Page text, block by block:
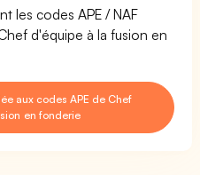
les codes APE / NAF
d'équipe à la fusion en
aux codes APE de Chef
en fonderie